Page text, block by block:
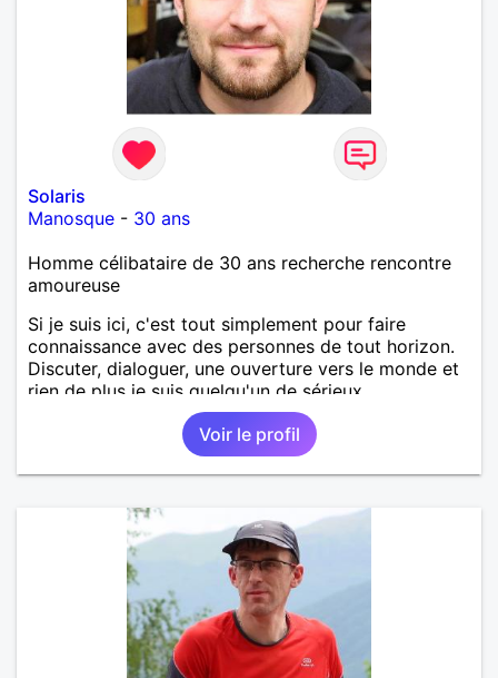
Solaris
Manosque - 30 ans
Homme célibataire de 30 ans recherche rencontre
amoureuse
Si je suis ici, c'est tout simplement pour faire
connaissance avec des personnes de tout horizon.
Discuter, dialoguer, une ouverture vers le monde et
rien de plus je suis quelqu'un de sérieux.
Voir le profil